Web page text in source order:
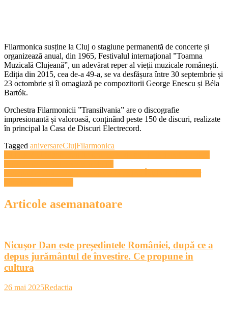
Filarmonica susține la Cluj o stagiune permanentă de concerte și
organizează anual, din 1965, Festivalul internațional ”Toamna
Muzicală Clujeană”, un adevărat reper al vieții muzicale românești.
Ediția din 2015, cea de-a 49-a, se va desfășura între 30 septembrie și
23 octombrie și îi omagiază pe compozitorii George Enescu și Béla
Bartók.
Orchestra Filarmonicii ”Transilvania” are o discografie
impresionantă și valoroasă, conținând peste 150 de discuri, realizate
în principal la Casa de Discuri Electrecord.
Tagged aniversareClujFilarmonica
Navigare
în
articole
Articole asemanatoare
Nicuşor Dan este președintele României, după ce a
depus jurământul de învestire. Ce propune in
cultura
26 mai 2025Redactia